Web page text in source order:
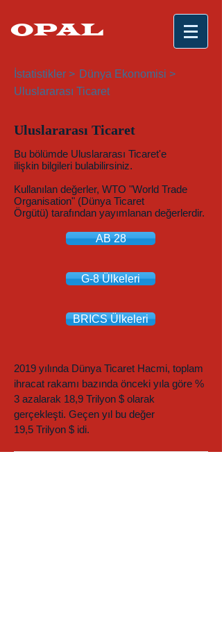
OPAL
İstatistikler > Dünya Ekonomisi >
Uluslararası Ticaret
Uluslararası Ticaret
Bu bölümde Uluslararası Ticaret'e
ilişkin bilgileri bulabilirsiniz.
Kullanılan değerler, WTO "World Trade
Organisation" (Dünya Ticaret
Örgütü) tarafından yayımlanan değerlerdir.
AB 28
G-8 Ülkeleri
BRICS Ülkeleri
2019 yılında Dünya Ticaret Hacmi, toplam
ihracat rakamı bazında önceki yıla göre %
3 azalarak 18,9 Trilyon $ olarak
gerçekleşti. Geçen yıl bu değer
19,5 Trilyon $ idi.